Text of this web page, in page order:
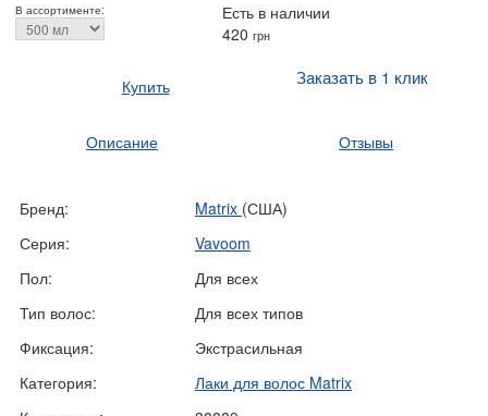
В ассортименте:
Есть в наличии
420 грн
Купить Заказать в 1 клик
Описание Отзывы
Бренд: Matrix (США)
Серия:
Vavoom
Пол:
Для всех
Тип волос:
Для всех типов
Фиксация:
Экстрасильная
Категория:
Лаки для волос Matrix